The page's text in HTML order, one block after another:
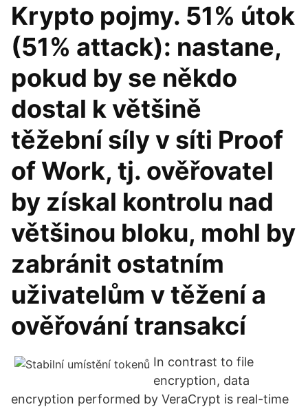
Krypto pojmy. 51% útok
(51% attack): nastane,
pokud by se někdo
dostal k většině
těžební síly v síti Proof
of Work, tj. ověřovatel
by získal kontrolu nad
většinou bloku, mohl by
zabránit ostatním
uživatelům v těžení a
ověřování transakcí
In contrast to file
encryption, data
encryption performed by VeraCrypt is real-time